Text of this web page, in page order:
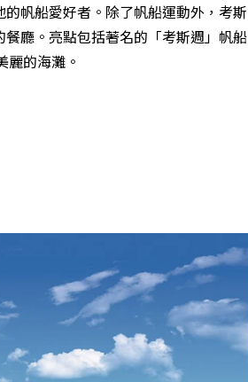
帆船愛好者。除了帆船運動外，考斯
廳。亮點包括著名的「考斯週」帆船
的海灘。